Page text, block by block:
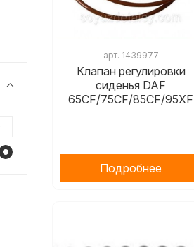
арт. 1439977
Клапан регулировки
сиденья DAF
65CF/75CF/85CF/95XF
Подробнее